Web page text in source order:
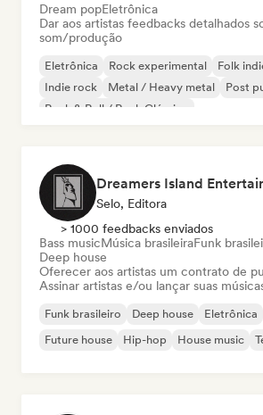
Dream popEletrônica
Dar aos artistas feedbacks detalhados
som/produção
Eletrônica Rock experimental Folk
Indie rock
Metal / Heavy metal
Post
Rock & Roll / Rock Clássico
Dreamers Island
Selo, Editora
> 1000 feedbacks enviados
Bass musicMúsica brasileiraFunk
Deep house
Oferecer aos artistas um contrato de
Assinar artistas e/ou lançar suas
Funk brasileiro Deep house Eletrônica
Future house
Hip-hop House music